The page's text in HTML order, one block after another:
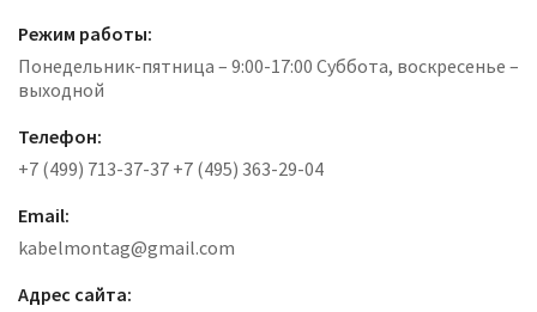
Режим работы:
Понедельник-пятница – 9:00-17:00 Суббота, воскресенье –
выходной
Телефон:
+7 (499) 713-37-37 +7 (495) 363-29-04
Email:
kabelmontag@gmail.com
Адрес сайта: